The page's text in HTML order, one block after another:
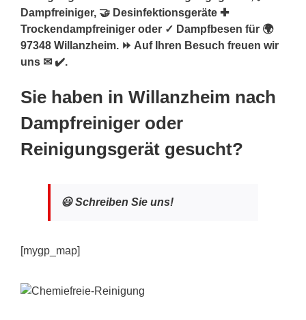
Dampfreiniger, 🤝 Desinfektionsgeräte ✚
Trockendampfreiniger oder ✓ Dampfbesen für 🌍
97348 Willanzheim. ⏩ Auf Ihren Besuch freuen wir
uns ✉ ✔️.
Sie haben in Willanzheim nach
Dampfreiniger oder
Reinigungsgerät gesucht?
😃 Schreiben Sie uns!
[mygp_map]